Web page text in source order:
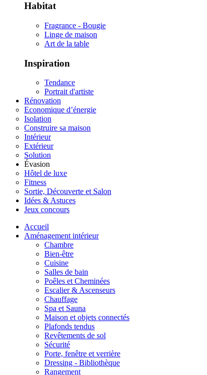
Habitat
Fragrance - Bougie
Linge de maison
Art de la table
Inspiration
Tendance
Portrait d'artiste
Rénovation
Economique d’énergie
Isolation
Construire sa maison
Intérieur
Extérieur
Solution
Évasion
Hôtel de luxe
Fitness
Sortie, Découverte et Salon
Idées & Astuces
Jeux concours
Accueil
Aménagement intérieur
Chambre
Bien-être
Cuisine
Salles de bain
Poêles et Cheminées
Escalier & Ascenseurs
Chauffage
Spa et Sauna
Maison et objets connectés
Plafonds tendus
Revêtements de sol
Sécurité
Porte, fenêtre et verrière
Dressing - Bibliothèque
Rangement